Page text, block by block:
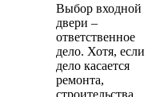
Выбор входной
двери –
ответственное
дело. Хотя, если
дело касается
ремонта,
строительства,